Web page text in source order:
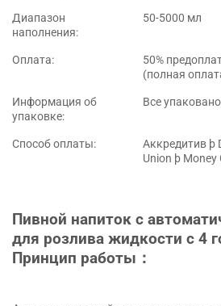
Диапазон
наполнения:
50-5000 мл
Оплата:
50%
(полная
Информация об
упаковке:
Все
Способ оплаты:
Аккредитив þ
Union þ Money
Пивной напиток с
для розлива жидкости с 4
Принцип работы：